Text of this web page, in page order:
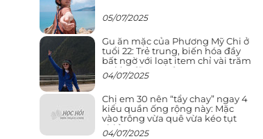
05/07/2025
Gu ăn mặc của Phương Mỹ Chi ở
tuổi 22: Trẻ trung, biến hóa đầy
bất ngờ với loạt item chỉ vài trăm
nghìn đã mua được
04/07/2025
Chị em 30 nên “tẩy chay” ngay 4
kiểu quần ống rộng này: Mặc
vào trông vừa quê vừa kéo tụt
chiều cao
04/07/2025